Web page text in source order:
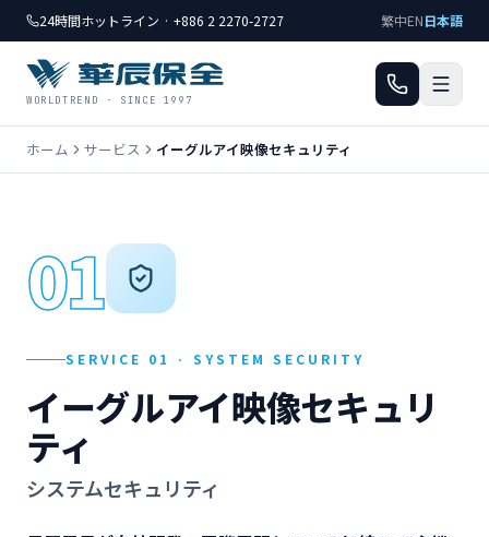
24時間ホットライン · +886 2 2270-2727 繁中EN日本語
WORLDTREND · SINCE 1997
ホーム サービス イーグルアイ映像セキュリティ
01
SERVICE 01 · SYSTEM SECURITY
イーグルアイ映像セキュリ
ティ
システムセキュリティ